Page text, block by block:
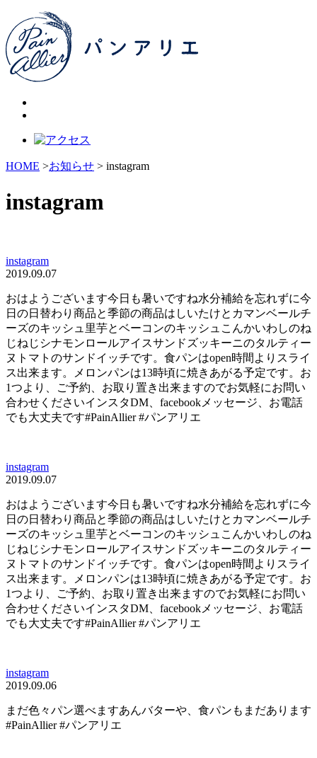
HOME >お知らせ > instagram
instagram
instagram
2019.09.07
おはようございます今日も暑いですね️水分補給を忘れずに今
日の日替わり商品と季節の商品はしいたけとカマンベールチ
ーズのキッシュ里芋とベーコンのキッシュこんかいわしのね
じねじシナモンロールアイスサンドズッキーニのタルティー
ヌトマトのサンドイッチです。食パンはopen時間よりスライ
ス出来ます。メロンパンは13時頃に焼きあがる予定です。お
1つより、ご予約、お取り置き出来ますのでお気軽にお問い
合わせくださいインスタDM、facebookメッセージ、お電話
でも大丈夫です#PainAllier #パンアリエ
instagram
2019.09.07
おはようございます今日も暑いですね️水分補給を忘れずに今
日の日替わり商品と季節の商品はしいたけとカマンベールチ
ーズのキッシュ里芋とベーコンのキッシュこんかいわしのね
じねじシナモンロールアイスサンドズッキーニのタルティー
ヌトマトのサンドイッチです。食パンはopen時間よりスライ
ス出来ます。メロンパンは13時頃に焼きあがる予定です。お
1つより、ご予約、お取り置き出来ますのでお気軽にお問い
合わせくださいインスタDM、facebookメッセージ、お電話
でも大丈夫です#PainAllier #パンアリエ
instagram
2019.09.06
まだ色々パン選べますあんバターや、食パンもまだあります
#PainAllier #パンアリエ